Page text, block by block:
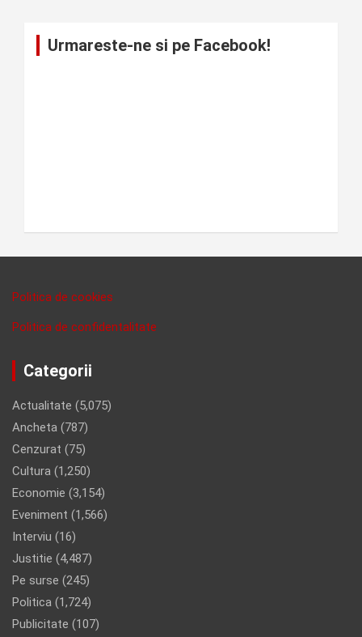
Urmareste-ne si pe Facebook!
Politica de cookies
Politica de confidentalitate
Categorii
Actualitate (5,075)
Ancheta (787)
Cenzurat (75)
Cultura (1,250)
Economie (3,154)
Eveniment (1,566)
Interviu (16)
Justitie (4,487)
Pe surse (245)
Politica (1,724)
Publicitate (107)